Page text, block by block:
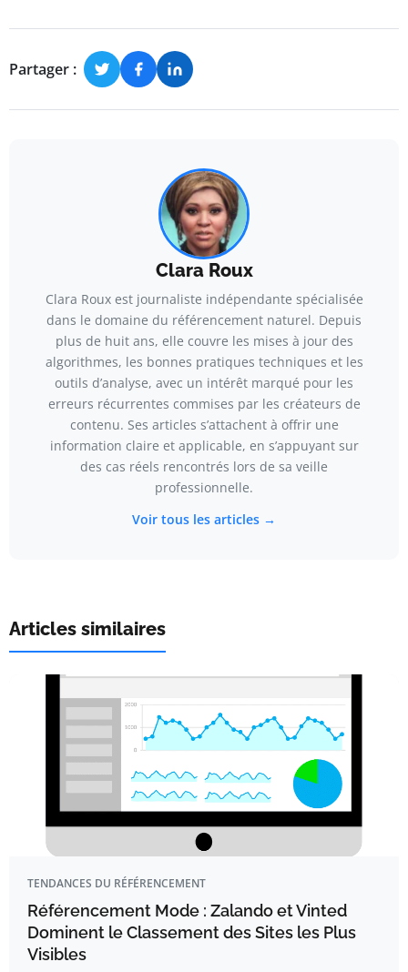
Partager :
Clara Roux
Clara Roux est journaliste indépendante spécialisée
dans le domaine du référencement naturel. Depuis
plus de huit ans, elle couvre les mises à jour des
algorithmes, les bonnes pratiques techniques et les
outils d’analyse, avec un intérêt marqué pour les
erreurs récurrentes commises par les créateurs de
contenu. Ses articles s’attachent à offrir une
information claire et applicable, en s’appuyant sur
des cas réels rencontrés lors de sa veille
professionnelle.
Voir tous les articles →
Articles similaires
TENDANCES DU RÉFÉRENCEMENT
Référencement Mode : Zalando et Vinted
Dominent le Classement des Sites les Plus
Visibles